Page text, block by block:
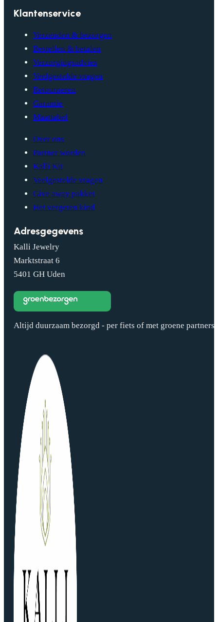
Klantenservice
Verzenden & bezorgen
Bestellen & betalen
Verzorgingsadvies
Veelgestelde vragen
Retourneren
Garantie
Maattabel
Over ons
Partner worden
Kalli Kit
Veelgestelde vragen
Give away pakket
Het vergeten kind
Adresgegevens
Kalli Jewelry
Marktstraat 6
5401 GH Uden
Altijd duurzaam bezorgd - per fiets of met groene partners